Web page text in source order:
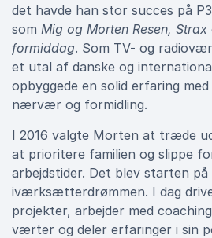
det havde han stor succes på
som Mig og Morten Resen, Strax
formiddag. Som TV- og
et utal af danske og
opbyggede en solid erfaring
nærvær og formidling.
I 2016 valgte Morten at træde
at prioritere familien og slippe
arbejdstider. Det blev starten
iværksætterdrømmen. I dag
projekter, arbejder med
værter og deler erfaringer i sin